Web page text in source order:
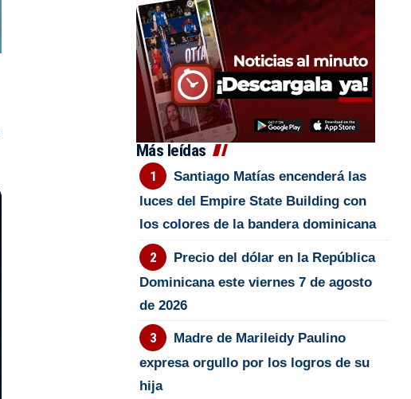
Más leídas
Santiago Matías encenderá las
luces del Empire State Building con
los colores de la bandera dominicana
Precio del dólar en la República
Dominicana este viernes 7 de agosto
de 2026
Madre de Marileidy Paulino
expresa orgullo por los logros de su
hija